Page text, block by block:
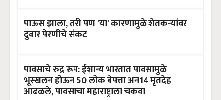
पाऊस झाला, तरी पण 'या' कारणामुळे शेतकऱ्यांवर
दुबार पेरणीचे संकट
पावसाचे रुद्र रूप: ईशान्य भारतात पावसामुळे
भूस्खलन होऊन 50 लोक बेपत्ता अन14 मृतदेह
आढळले, पावसाचा महाराष्ट्राला चकवा